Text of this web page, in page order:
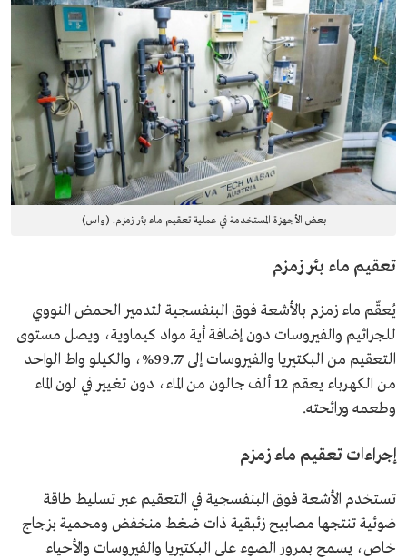
بعض الأجهزة المستخدمة في عملية تعقيم ماء بئر زمزم. (واس)
تعقيم ماء بئر زمزم
يُعقّم ماء زمزم بالأشعة فوق البنفسجية لتدمير الحمض النووي
للجراثيم والفيروسات دون إضافة أية مواد كيماوية، ويصل مستوى
التعقيم من البكتيريا والفيروسات إلى 99.77%، والكيلو واط الواحد
من الكهرباء يعقم 12 ألف جالون من الماء، دون تغيير في لون الماء
وطعمه ورائحته.
إجراءات تعقيم ماء زمزم
تستخدم الأشعة فوق البنفسجية في التعقيم عبر تسليط طاقة
ضوئية تنتجها مصابيح زئبقية ذات ضغط منخفض ومحمية بزجاج
خاص، يسمح بمرور الضوء على البكتيريا والفيروسات والأحياء